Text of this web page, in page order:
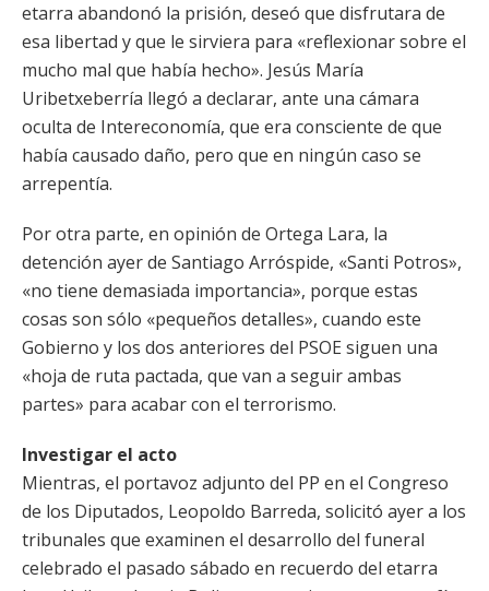
etarra abandonó la prisión, deseó que disfrutara de
esa libertad y que le sirviera para «reflexionar sobre el
mucho mal que había hecho». Jesús María
Uribetxeberría llegó a declarar, ante una cámara
oculta de Intereconomía, que era consciente de que
había causado daño, pero que en ningún caso se
arrepentía.
Por otra parte, en opinión de Ortega Lara, la
detención ayer de Santiago Arróspide, «Santi Potros»,
«no tiene demasiada importancia», porque estas
cosas son sólo «pequeños detalles», cuando este
Gobierno y los dos anteriores del PSOE siguen una
«hoja de ruta pactada, que van a seguir ambas
partes» para acabar con el terrorismo.
Investigar el acto
Mientras, el portavoz adjunto del PP en el Congreso
de los Diputados, Leopoldo Barreda, solicitó ayer a los
tribunales que examinen el desarrollo del funeral
celebrado el pasado sábado en recuerdo del etarra